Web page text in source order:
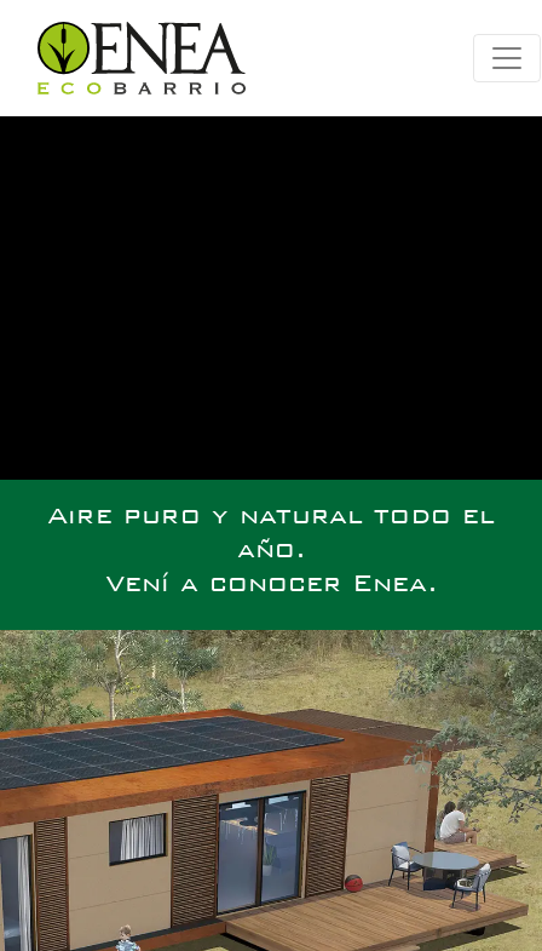
Aire puro y natural todo el
año.
Vení a conocer Enea.